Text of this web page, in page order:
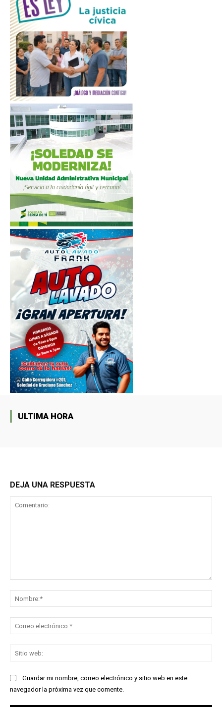
ULTIMA HORA
DEJA UNA RESPUESTA
Guardar mi nombre, correo electrónico y sitio web en este
navegador la próxima vez que comente.